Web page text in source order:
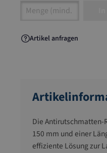
Artikel Anzahl:
Artikel anfragen
Die
150 mm und einer
effiziente Lösung zur